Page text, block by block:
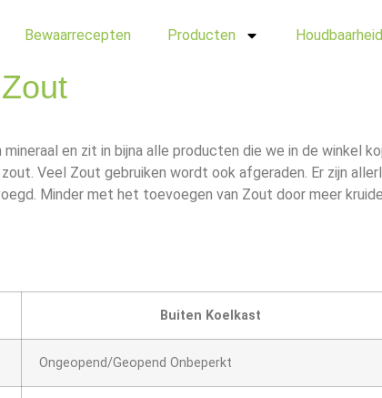
Bewaarrecepten Producten
en zit in bijna alle producten die we in de winkel
Veel Zout gebruiken wordt ook afgeraden. Er zijn
Minder met het toevoegen van Zout door meer
Buiten Koelkast
Ongeopend/Geopend Onbeperkt